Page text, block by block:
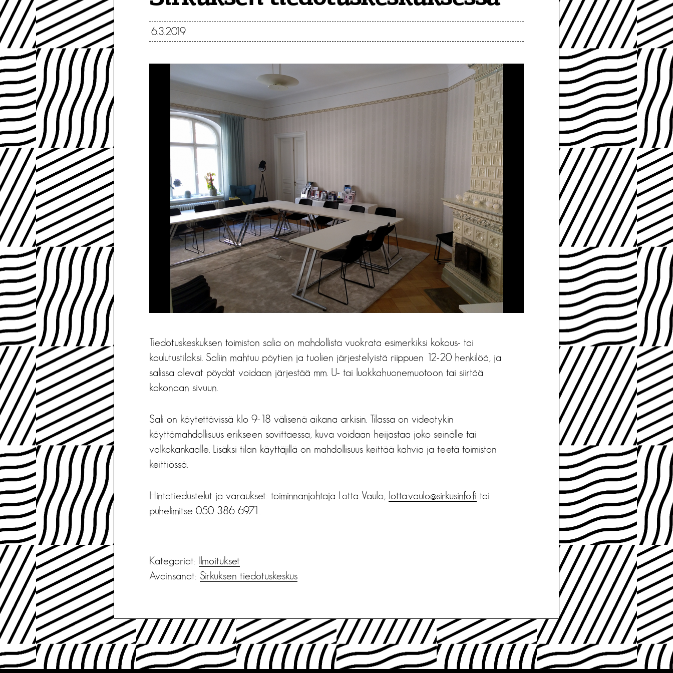
6.3.2019
Tiedotuskeskuksen toimiston salia on mahdollista vuokrata esimerkiksi kokous- tai
koulutustilaksi. Saliin mahtuu pöytien ja tuolien järjestelyistä riippuen 12-20 henkilöä, ja
salissa olevat pöydät voidaan järjestää mm. U- tai luokkahuonemuotoon tai siirtää
kokonaan sivuun.
Sali on käytettävissä klo 9-18 välisenä aikana arkisin. Tilassa on videotykin
käyttömahdollisuus erikseen sovittaessa, kuva voidaan heijastaa joko seinälle tai
valkokankaalle. Lisäksi tilan käyttäjillä on mahdollisuus keittää kahvia ja teetä toimiston
keittiössä.
Hintatiedustelut ja varaukset: toiminnanjohtaja Lotta Vaulo, lotta.vaulo@sirkusinfo.fi tai
puhelimitse 050 386 6971.
Kategoriat: Ilmoitukset
Avainsanat: Sirkuksen tiedotuskeskus